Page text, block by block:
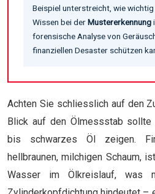
Beispiel unterstreicht, wie
Wissen bei derMustererkennung
forensische Analyse von
finanziellen Desaster schützen
Achten Sie schliesslich auf den
Blick auf den Ölmessstab sollte
bis schwarzes Öl zeigen.
hellbraunen, milchigen Schaum,
Wasser im Ölkreislauf, was